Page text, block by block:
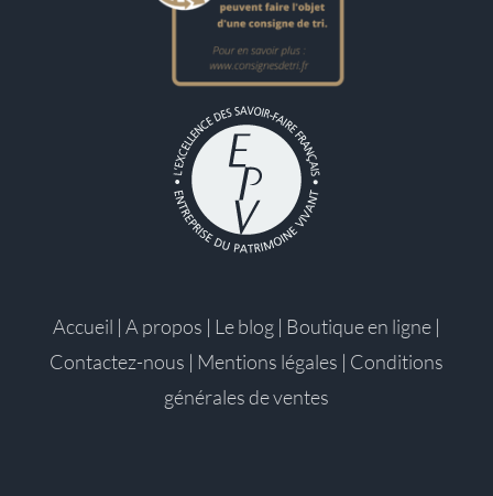
Accueil | A propos | Le blog | Boutique en ligne |
Contactez-nous | Mentions légales | Conditions
générales de ventes